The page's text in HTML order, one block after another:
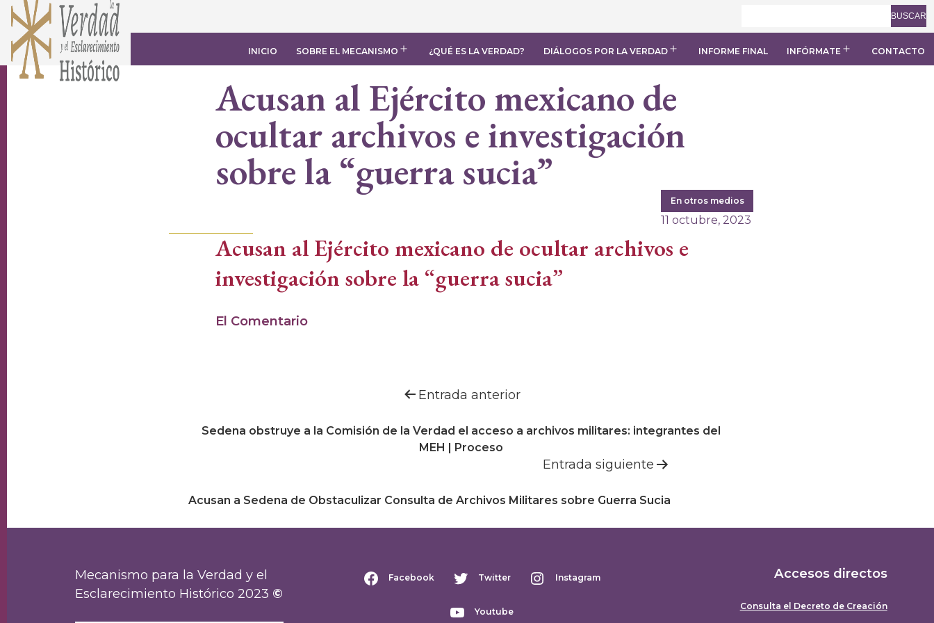
BUSCAR
INICIO SOBRE EL MECANISMO Abrir
el
¿QUÉ ES LA VERDAD? DIÁLOGOS POR LA VERDAD Abrir
el
INFORME FINAL INFÓRMATE Abrir
el
CONTACTO
Acusan al Ejército mexicano de
ocultar archivos e investigación
sobre la “guerra sucia”
En otros medios
11 octubre, 2023
Acusan al Ejército mexicano de ocultar archivos e
investigación sobre la “guerra sucia”
El Comentario
Entrada anterior
Sedena obstruye a la Comisión de la Verdad el acceso a archivos militares: integrantes del
MEH | Proceso
Entrada siguiente
Acusan a Sedena de Obstaculizar Consulta de Archivos Militares sobre Guerra Sucia
Mecanismo para la Verdad y el
Esclarecimiento Histórico 2023 ©
Facebook Twitter Instagram
Youtube
Accesos directos
Consulta el Decreto de Creación